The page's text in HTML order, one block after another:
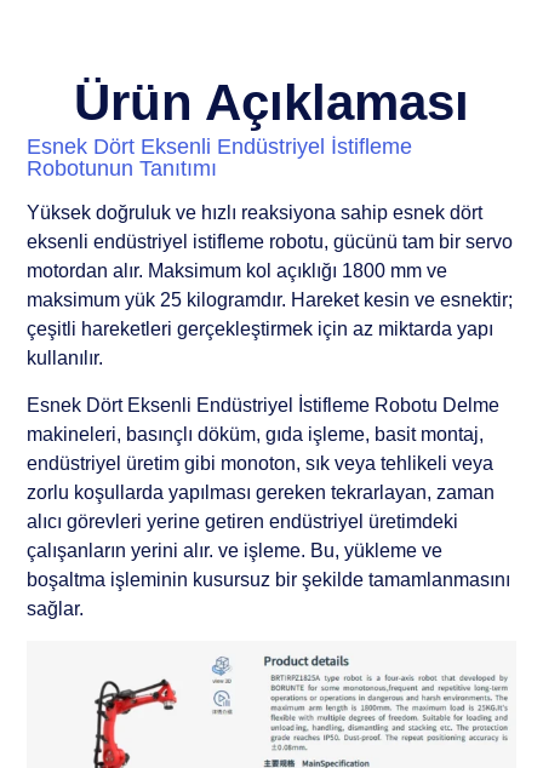
Ürün Açıklaması
Esnek Dört Eksenli Endüstriyel İstifleme
Robotunun Tanıtımı
Yüksek doğruluk ve hızlı reaksiyona sahip esnek dört
eksenli endüstriyel istifleme robotu, gücünü tam bir servo
motordan alır. Maksimum kol açıklığı 1800 mm ve
maksimum yük 25 kilogramdır. Hareket kesin ve esnektir;
çeşitli hareketleri gerçekleştirmek için az miktarda yapı
kullanılır.
Esnek Dört Eksenli Endüstriyel İstifleme Robotu Delme
makineleri, basınçlı döküm, gıda işleme, basit montaj,
endüstriyel üretim gibi monoton, sık veya tehlikeli veya
zorlu koşullarda yapılması gereken tekrarlayan, zaman
alıcı görevleri yerine getiren endüstriyel üretimdeki
çalışanların yerini alır. ve işleme. Bu, yükleme ve
boşaltma işleminin kusursuz bir şekilde tamamlanmasını
sağlar.